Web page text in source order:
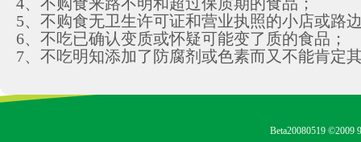
5、不购食无卫生许可证和营业执照的小店或路
6、不吃已确认变质或怀疑可能变了质的食品；
7、不吃明知添加了防腐剂或色素而又不能肯定
Beta20080519 ©2009